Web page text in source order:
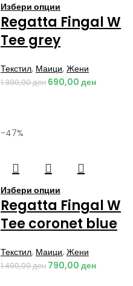
Избери опции
Regatta Fingal W
Tee grey
Текстил, Маици, Жени
1.390,00ден 690,00 ден
-47%
Избери опции
Regatta Fingal W
Tee coronet blue
Текстил, Маици, Жени
1.490,00ден 790,00 ден